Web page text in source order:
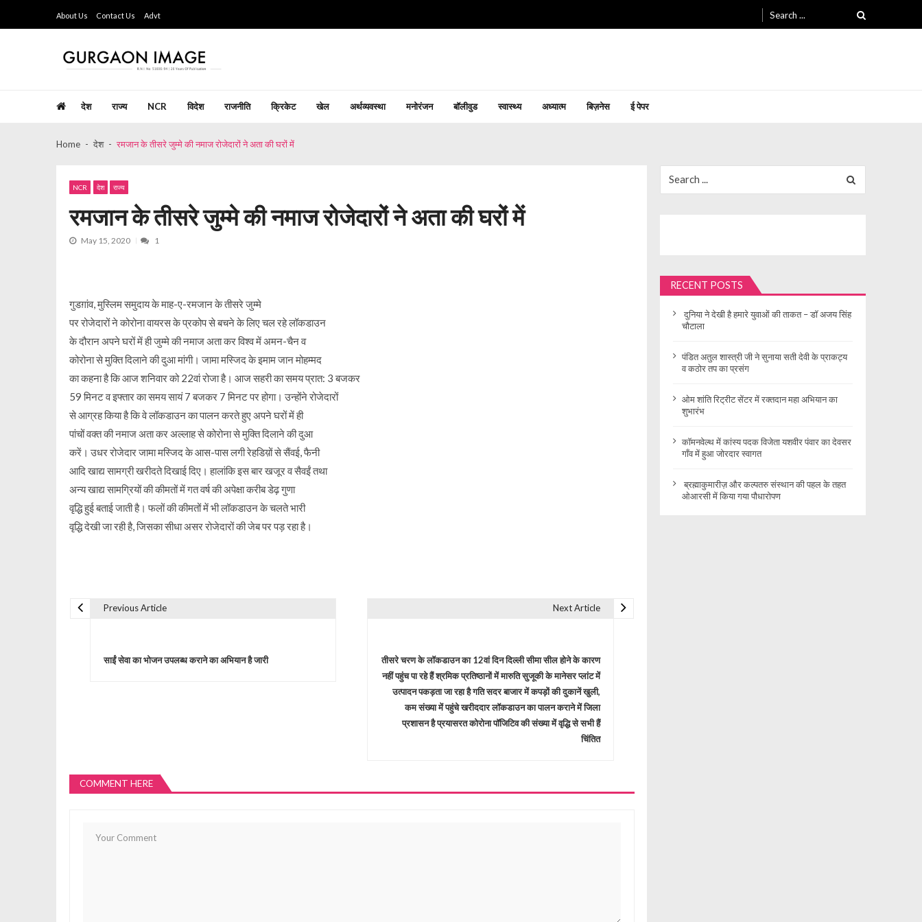
navigation
content
About Us Contact Us Advt
for:
देश राज्य NCR विदेश राजनीति क्रिकेट खेल अर्थव्यवस्था मनोरंजन बॉलीवुड स्वास्थ्य अध्यात्म बिज़नेस ई पेपर
Home देश रमजान के तीसरे जुम्मे की नमाज रोजेदारों ने अता की घरों में
NCR देश राज्य
रमजान के तीसरे जुम्मे की नमाज रोजेदारों ने अता की घरों में
May 15, 2020 1
गुडग़ांव, मुस्लिम समुदाय के माह-ए-रमजान के तीसरे जुम्मे
पर रोजेदारों ने कोरोना वायरस के प्रकोप से बचने के लिए चल रहे लॉकडाउन
के दौरान अपने घरों में ही जुम्मे की नमाज अता कर विश्व में अमन-चैन व
कोरोना से मुक्ति दिलाने की दुआ मांगी। जामा मस्जिद के इमाम जान मोहम्मद
का कहना है कि आज शनिवार को 22वां रोजा है। आज सहरी का समय प्रात: 3 बजकर
59 मिनट व इफ्तार का समय सायं 7 बजकर 7 मिनट पर होगा। उन्होंने रोजेदारों
से आग्रह किया है कि वे लॉकडाउन का पालन करते हुए अपने घरों में ही
पांचों वक्त की नमाज अता कर अल्लाह से कोरोना से मुक्ति दिलाने की दुआ
करें। उधर रोजेदार जामा मस्जिद के आस-पास लगी रेहडिय़ों से सैंवई, फैनी
आदि खाद्य सामग्री खरीदते दिखाई दिए। हालांकि इस बार खजूर व सैवईं तथा
अन्य खाद्य सामग्रियों की कीमतों में गत वर्ष की अपेक्षा करीब डेढ़ गुणा
वृद्धि हुई बताई जाती है। फलों की कीमतों में भी लॉकडाउन के चलते भारी
वृद्धि देखी जा रही है, जिसका सीधा असर रोजेदारों की जेब पर पड़ रहा है।
a
Previous Article
साईं सेवा का भोजन उपलब्ध कराने का अभियान है जारी
Next Article
तीसरे चरण के लॉकडाउन का 12वां दिन दिल्ली सीमा सील होने के कारण
नहीं पहुंच पा रहे हैं श्रमिक प्रतिष्ठानों में मारुति सुजूकी के मानेसर प्लांट में
उत्पादन पकड़ता जा रहा है गति सदर बाजार में कपड़ों की दुकानें खुली,
कम संख्या में पहुंचे खरीददार लॉकडाउन का पालन कराने में जिला
प्रशासन है प्रयासरत कोरोना पॉजिटिव की संख्या में वृद्धि से सभी हैं
चिंतित
COMMENT HERE
for:
RECENT POSTS
दुनिया ने देखी है हमारे युवाओं की ताकत – डॉ अजय सिंह
चौटाला
पंडित अतुल शास्त्री जी ने सुनाया सती देवी के प्राकट्य
व कठोर तप का प्रसंग
ओम शांति रिट्रीट सेंटर में रक्तदान महा अभियान का
शुभारंभ
कॉमनवेल्थ में कांस्य पदक विजेता यशवीर पंवार का देवसर
गाँव में हुआ जोरदार स्वागत
ब्रह्माकुमारीज़ और कल्पतरु संस्थान की पहल के तहत
ओआरसी में किया गया पौधारोपण